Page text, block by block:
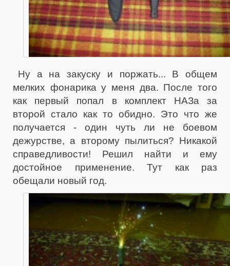
Ну а на закуску и поржать... В общем
мелких фонарика у меня два. После того
как первый попал в комплект НАЗа за
второй стало как то обидно. Это что же
получается - один чуть ли не боевом
дежурстве, а второму пылиться? Никакой
справедливости! Решил найти и ему
достойное применение. Тут как раз
обещали новый год.